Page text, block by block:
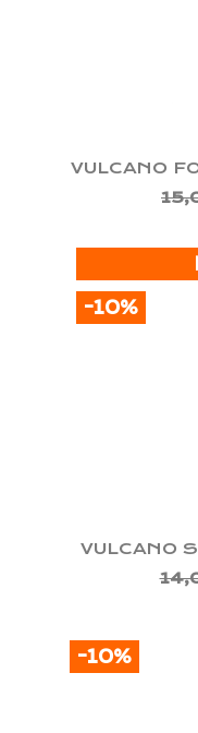
VULCANO
VULCANO
-10%
-10%